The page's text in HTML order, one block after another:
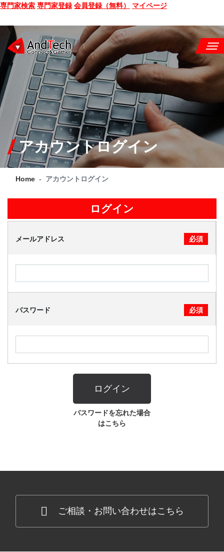
専門家検索 専門家登録 会員登録（無料） マイページ
SEMINAR
BOOK
CONSULTING
SERVICE
COMPANY
Q&A
アカウントログイン
Home アカウントログイン
ログイン
メールアドレス 必須
パスワード 必須
ログイン
パスワードを忘れた場合
はこちら
ご相談・お問い合わせはこちら